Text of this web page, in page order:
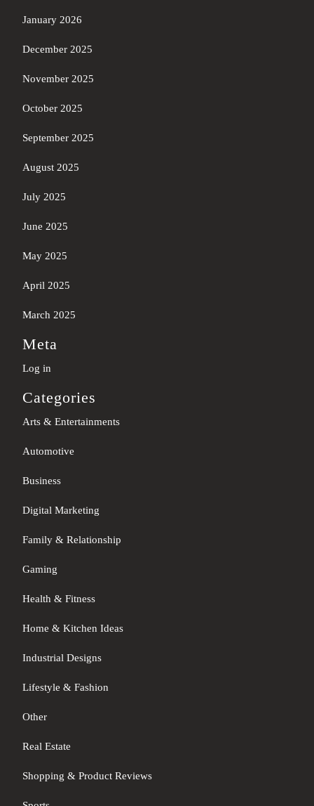
January 2026
December 2025
November 2025
October 2025
September 2025
August 2025
July 2025
June 2025
May 2025
April 2025
March 2025
Meta
Log in
Categories
Arts & Entertainments
Automotive
Business
Digital Marketing
Family & Relationship
Gaming
Health & Fitness
Home & Kitchen Ideas
Industrial Designs
Lifestyle & Fashion
Other
Real Estate
Shopping & Product Reviews